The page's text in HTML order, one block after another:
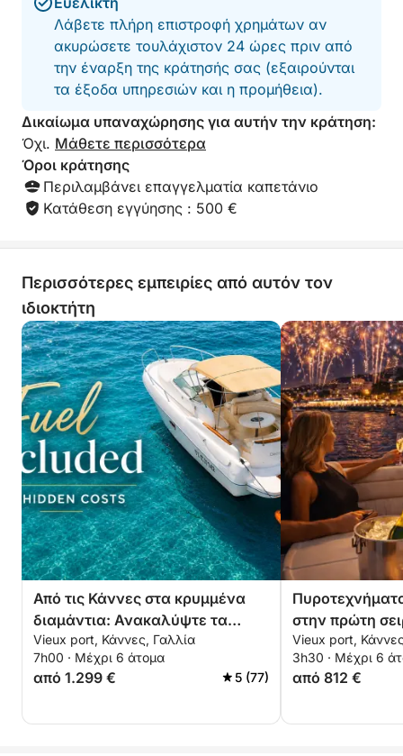
νερό μας με λεμόνι ή αγγούρι)
Ηχοσύστημα Bluetooth Bose για να αναπαράγετε
τη δική σας λίστα αναπαραγωγής
Μαλακές πετσέτες μπάνιου
Περιλαμβάνεται εξοπλισμός σανίδας paddleboard
και κολύμβησης με αναπνευστήρα για να
εξερευνήσετε τον βυθό
Η ιστιοπλοΐα σε αυτό το σκάφος σημαίνει να ζείτε
λεπτομέρεια που κάνει κάθε στιγμή μοναδική.
Επικοινωνήστε μαζί μου απευθείας μέσω
μηνυμάτων Click&Boat για να κλείσετε την ώρα
σας και να ζήσετε μια απόδραση που σας
ταιριάζει!
Λάβετε πλήρη επιστροφή χρημάτων αν
ακυρώσετε τουλάχιστον 24 ώρες πριν από
την έναρξη της κράτησής σας (εξαιρούνται
τα έξοδα υπηρεσιών και η προμήθεια).
Δικαίωμα υπαναχώρησης για αυτήν την κράτηση:
Όχι. Μάθετε περισσότερα
Όροι κράτησης
Περιλαμβάνει επαγγελματία καπετάνιο
Κατάθεση εγγύησης : 500 €
Περισσότερες εμπειρίες από αυτόν τον
ιδιοκτήτη
Από τις Κάννες στα κρυμμένα
διαμάντια: Ανακαλύψτε τα
νησιά Λερένς
Vieux port, Κάννες, Γαλλία
7h00 · Μέχρι 6 άτομα
από 1.299 € 5 (77)
στην πρώτη
Lérins
Vieux port,
3h30 · Μέχρι 6
από 812 €